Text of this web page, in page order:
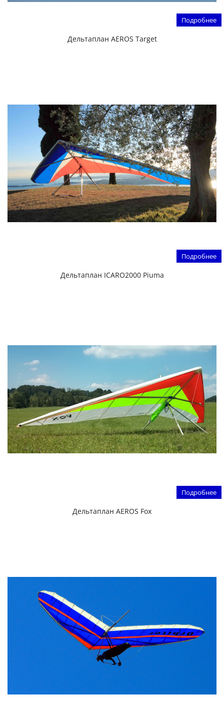
Подробнее
Дельтаплан AEROS Target
Подробнее
Дельтаплан ICARO2000 Piuma
Подробнее
Дельтаплан AEROS Fox